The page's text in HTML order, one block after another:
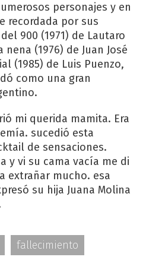
personajes y en
recordada por sus
900 (1971) de Lautaro
(1976) de Juan José
(1985) de Luis Puenzo,
como una gran
mi querida mamita. Era
sucedió esta
de sensaciones.
y vi su cama vacía me di
extrañar mucho. esa
su hija Juana Molina
fallecimiento